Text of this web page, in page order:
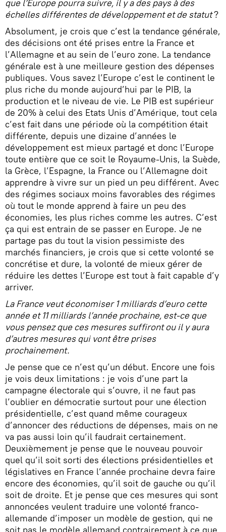
que l’Europe pourra suivre, il y a des pays à des
échelles différentes de développement et de statut?
Absolument, je crois que c’est la tendance générale,
des décisions ont été prises entre la France et
l’Allemagne et au sein de l’euro zone. La tendance
générale est à une meilleure gestion des dépenses
publiques. Vous savez l’Europe c’est le continent le
plus riche du monde aujourd’hui par le PIB, la
production et le niveau de vie. Le PIB est supérieur
de 20% à celui des Etats Unis d’Amérique, tout cela
c’est fait dans une période où la compétition était
différente, depuis une dizaine d’années le
développement est mieux partagé et donc l’Europe
toute entière que ce soit le Royaume-Unis, la Suède,
la Grèce, l’Espagne, la France ou l’Allemagne doit
apprendre à vivre sur un pied un peu différent. Avec
des régimes sociaux moins favorables des régimes
où tout le monde apprend à faire un peu des
économies, les plus riches comme les autres. C’est
ça qui est entrain de se passer en Europe. Je ne
partage pas du tout la vision pessimiste des
marchés financiers, je crois que si cette volonté se
concrétise et dure, la volonté de mieux gérer de
réduire les dettes l’Europe est tout à fait capable d’y
arriver.
La France veut économiser 1 milliards d’euro cette
année et 11 milliards l’année prochaine, est-ce que
vous pensez que ces mesures suffiront ou il y aura
d’autres mesures qui vont être prises
prochainement.
Je pense que ce n’est qu’un début. Encore une fois
je vois deux limitations : je vois d’une part la
campagne électorale qui s’ouvre, il ne faut pas
l’oublier en démocratie surtout pour une élection
présidentielle, c’est quand même courageux
d’annoncer des réductions de dépenses, mais on ne
va pas aussi loin qu’il faudrait certainement.
Deuxièmement je pense que le nouveau pouvoir
quel qu’il soit sorti des élections présidentielles et
législatives en France l’année prochaine devra faire
encore des économies, qu’il soit de gauche ou qu’il
soit de droite. Et je pense que ces mesures qui sont
annoncées veulent traduire une volonté franco-
allemande d’imposer un modèle de gestion, qui ne